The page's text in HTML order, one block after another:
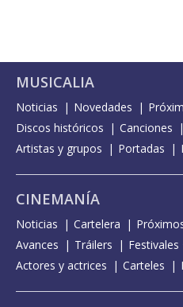
MUSICALIA
Noticias Novedades
Discos históricos
Canciones
Artistas y grupos
Portadas
CINEMANÍA
Noticias Cartelera
Avances
Tráilers
Actores y actrices
Carteles